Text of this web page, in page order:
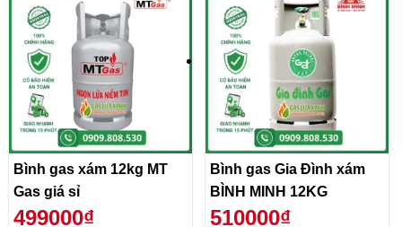
Bình gas xám 12kg MT
Gas giá sỉ
499000₫
Bình gas Gia Đình xám
BÌNH MINH 12KG
510000₫